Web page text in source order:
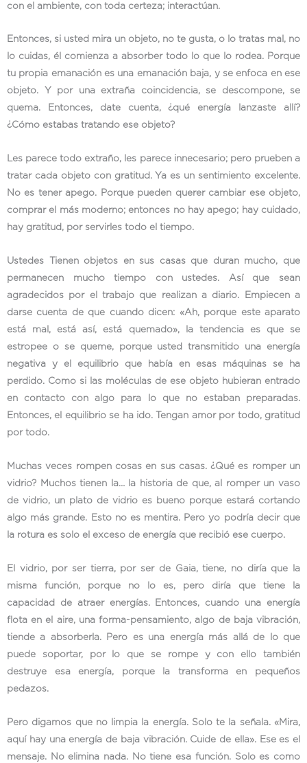
con el ambiente, con toda certeza; interactúan.
Entonces, si usted mira un objeto, no te gusta, o lo tratas mal, no
lo cuidas, él comienza a absorber todo lo que lo rodea. Porque
tu propia emanación es una emanación baja, y se enfoca en ese
objeto. Y por una extraña coincidencia, se descompone, se
quema. Entonces, date cuenta, ¿qué energía lanzaste allí?
¿Cómo estabas tratando ese objeto?
Les parece todo extraño, les parece innecesario; pero prueben a
tratar cada objeto con gratitud. Ya es un sentimiento excelente.
No es tener apego. Porque pueden querer cambiar ese objeto,
comprar el más moderno; entonces no hay apego; hay cuidado,
hay gratitud, por servirles todo el tiempo.
Ustedes Tienen objetos en sus casas que duran mucho, que
permanecen mucho tiempo con ustedes. Así que sean
agradecidos por el trabajo que realizan a diario. Empiecen a
darse cuenta de que cuando dicen: «Ah, porque este aparato
está mal, está así, está quemado», la tendencia es que se
estropee o se queme, porque usted transmitido una energía
negativa y el equilibrio que había en esas máquinas se ha
perdido. Como si las moléculas de ese objeto hubieran entrado
en contacto con algo para lo que no estaban preparadas.
Entonces, el equilibrio se ha ido. Tengan amor por todo, gratitud
por todo.
Muchas veces rompen cosas en sus casas. ¿Qué es romper un
vidrio? Muchos tienen la… la historia de que, al romper un vaso
de vidrio, un plato de vidrio es bueno porque estará cortando
algo más grande. Esto no es mentira. Pero yo podría decir que
la rotura es solo el exceso de energía que recibió ese cuerpo.
El vidrio, por ser tierra, por ser de Gaia, tiene, no diría que la
misma función, porque no lo es, pero diría que tiene la
capacidad de atraer energías. Entonces, cuando una energía
flota en el aire, una forma-pensamiento, algo de baja vibración,
tiende a absorberla. Pero es una energía más allá de lo que
puede soportar, por lo que se rompe y con ello también
destruye esa energía, porque la transforma en pequeños
pedazos.
Pero digamos que no limpia la energía. Solo te la señala. «Mira,
aquí hay una energía de baja vibración. Cuide de ella». Ese es el
mensaje. No elimina nada. No tiene esa función. Solo es como